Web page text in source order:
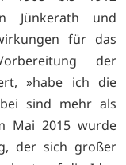
Jünkerath und
für das
der
»habe ich die
sind mehr als
Mai 2015 wurde
der sich großer